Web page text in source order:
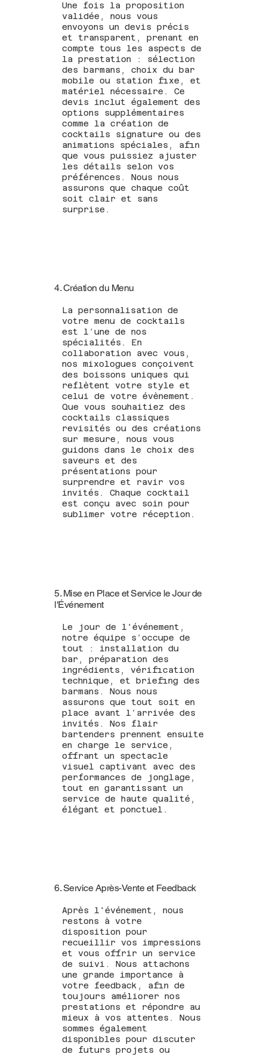
Une fois la proposition
validée, nous vous
envoyons un devis précis
et transparent, prenant en
compte tous les aspects de
la prestation : sélection
des barmans, choix du bar
mobile ou station fixe, et
matériel nécessaire. Ce
devis inclut également des
options supplémentaires
comme la création de
cocktails signature ou des
animations spéciales, afin
que vous puissiez ajuster
les détails selon vos
préférences. Nous nous
assurons que chaque coût
soit clair et sans
surprise.
4. Création du Menu
La personnalisation de
votre menu de cocktails
est l’une de nos
spécialités. En
collaboration avec vous,
nos mixologues conçoivent
des boissons uniques qui
reflètent votre style et
celui de votre évènement.
Que vous souhaitiez des
cocktails classiques
revisités ou des créations
sur mesure, nous vous
guidons dans le choix des
saveurs et des
présentations pour
surprendre et ravir vos
invités. Chaque cocktail
est conçu avec soin pour
sublimer votre réception.
5. Mise en Place et Service le Jour de
l'Événement
Le jour de l'événement,
notre équipe s’occupe de
tout : installation du
bar, préparation des
ingrédients, vérification
technique, et briefing des
barmans. Nous nous
assurons que tout soit en
place avant l’arrivée des
invités. Nos flair
bartenders prennent ensuite
en charge le service,
offrant un spectacle
visuel captivant avec des
performances de jonglage,
tout en garantissant un
service de haute qualité,
élégant et ponctuel.
6. Service Après-Vente et Feedback
Après l'événement, nous
restons à votre
disposition pour
recueillir vos impressions
et vous offrir un service
de suivi. Nous attachons
une grande importance à
votre feedback, afin de
toujours améliorer nos
prestations et répondre au
mieux à vos attentes. Nous
sommes également
disponibles pour discuter
de futurs projets ou